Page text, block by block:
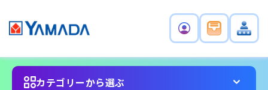
カテゴリーから選ぶ